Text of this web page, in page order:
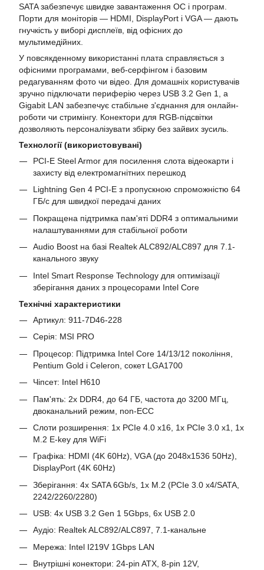
SATA забезпечує швидке завантаження ОС і програм.
Порти для моніторів — HDMI, DisplayPort і VGA — дають
гнучкість у виборі дисплеїв, від офісних до
мультимедійних.
У повсякденному використанні плата справляється з
офісними програмами, веб-серфінгом і базовим
редагуванням фото чи відео. Для домашніх користувачів
зручно підключати периферію через USB 3.2 Gen 1, а
Gigabit LAN забезпечує стабільне з'єднання для онлайн-
роботи чи стримінгу. Конектори для RGB-підсвітки
дозволяють персоналізувати збірку без зайвих зусиль.
Технології (використовувані)
PCI-E Steel Armor для посилення слота відеокарти і
захисту від електромагнітних перешкод
Lightning Gen 4 PCI-E з пропускною спроможністю 64
ГБ/с для швидкої передачі даних
Покращена підтримка пам'яті DDR4 з оптимальними
налаштуваннями для стабільної роботи
Audio Boost на базі Realtek ALC892/ALC897 для 7.1-
канального звуку
Intel Smart Response Technology для оптимізації
зберігання даних з процесорами Intel Core
Технічні характеристики
Артикул: 911-7D46-228
Серія: MSI PRO
Процесор: Підтримка Intel Core 14/13/12 покоління,
Pentium Gold і Celeron, сокет LGA1700
Чіпсет: Intel H610
Пам'ять: 2x DDR4, до 64 ГБ, частота до 3200 МГц,
двоканальний режим, non-ECC
Слоти розширення: 1x PCIe 4.0 x16, 1x PCIe 3.0 x1, 1x
M.2 E-key для WiFi
Графіка: HDMI (4K 60Hz), VGA (до 2048x1536 50Hz),
DisplayPort (4K 60Hz)
Зберігання: 4x SATA 6Gb/s, 1x M.2 (PCIe 3.0 x4/SATA,
2242/2260/2280)
USB: 4x USB 3.2 Gen 1 5Gbps, 6x USB 2.0
Аудіо: Realtek ALC892/ALC897, 7.1-канальне
Мережа: Intel I219V 1Gbps LAN
Внутрішні конектори: 24-pin ATX, 8-pin 12V,